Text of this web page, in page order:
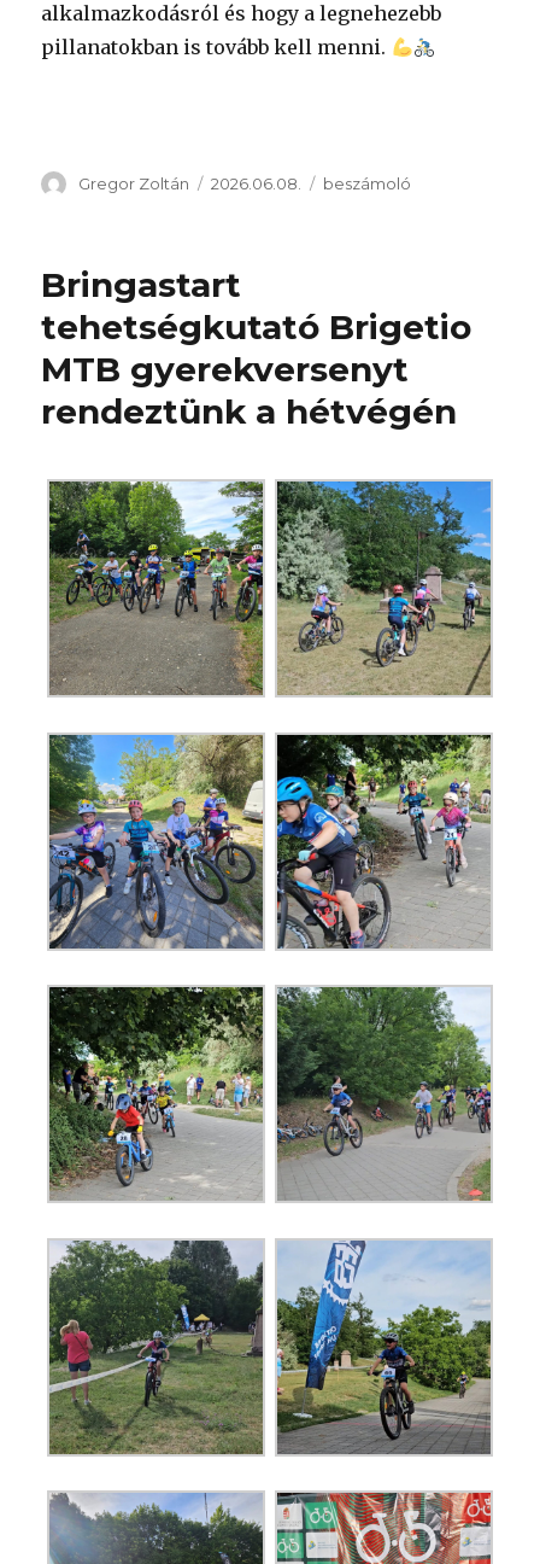
alkalmazkodásról és hogy a legnehezebb
pillanatokban is tovább kell menni.
Szerző
Gregor Zoltán Közzétéve
2026.06.08. Kategória
beszámoló
Bringastart
tehetségkutató Brigetio
MTB gyerekversenyt
rendeztünk a hétvégén